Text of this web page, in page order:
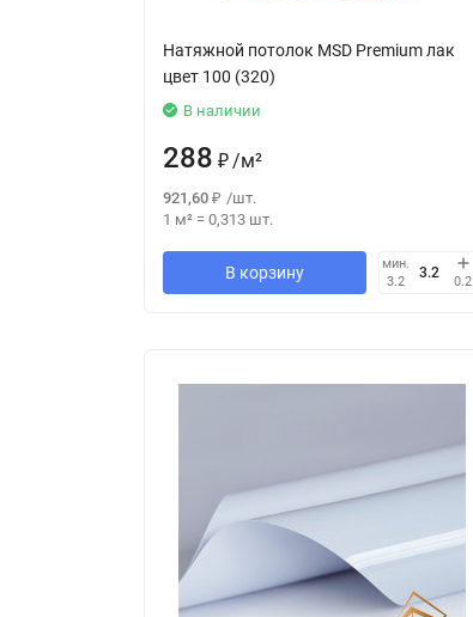
Натяжной потолок MSD Premium лак
цвет 100 (320)
В наличии
288 ₽/м²
921,60 ₽ /шт.
1 м² = 0,313 шт.
В корзину
мин.
3.2
0.2